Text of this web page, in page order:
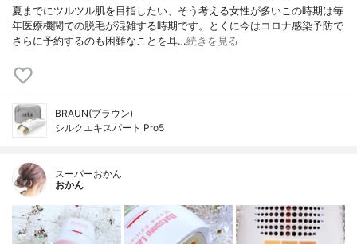
夏までにツルツル肌を目指したい、そう考える女性が多いこの時期は毎
年医療機関での脱毛が混雑する時期です。とくに今はコロナ感染予防で
さらに予約するのも困難なことを耳…続きを見る
BRAUN(ブラウン)
シルクエキスパート Pro5
スーパーおかん
おかん